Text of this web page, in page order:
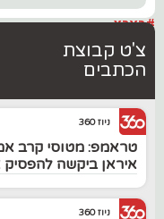
#בארץ
צ'ט קבוצת
הכתבים
ניוז 360
טראמפ: מטוסי קרב
איראן ביקשה
ניוז 360